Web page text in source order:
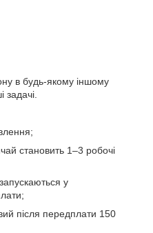
в будь-якому іншому
задачі.
становить 1–3 робочі
у
після передплати 150